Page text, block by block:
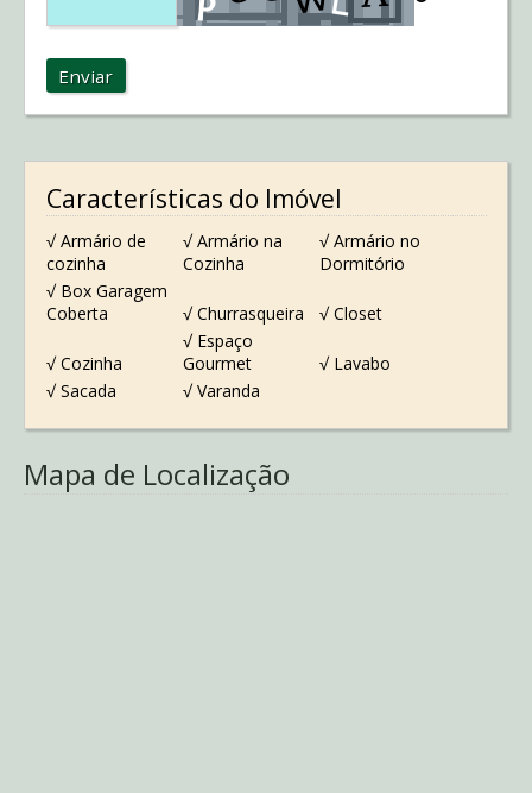
Enviar
Características do Imóvel
√ Armário de
cozinha
√ Armário na
Cozinha
√ Armário no
Dormitório
√ Box Garagem
Coberta
√ Churrasqueira √ Closet
√ Cozinha
√ Espaço
Gourmet
√ Lavabo
√ Sacada
√ Varanda
Mapa de Localização